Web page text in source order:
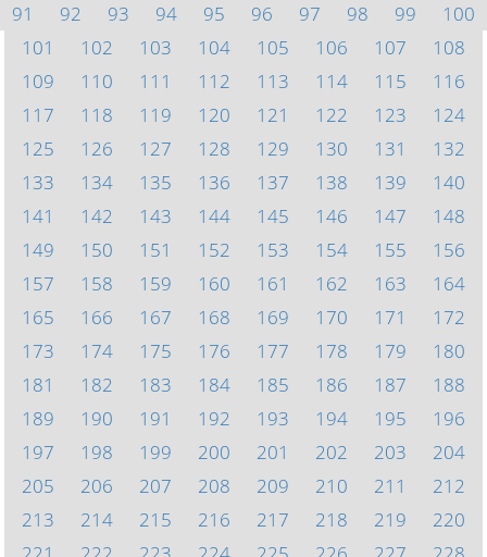
91
92 93 94 95 96 97 98 99
100
101
102 103 104 105 106 107
108
109
110 111 112 113 114 115
116
117
118 119 120 121 122 123
124
125
126 127 128 129 130 131
132
133
134 135 136 137 138 139
140
141
142 143 144 145 146 147
148
149
150 151 152 153 154 155
156
157
158 159 160 161 162 163
164
165
166 167 168 169 170 171
172
173
174 175 176 177 178 179
180
181
182 183 184 185 186 187
188
189
190 191 192 193 194 195
196
197
198 199 200 201 202 203
204
205
206 207 208 209 210 211
212
213
214 215 216 217 218 219
220